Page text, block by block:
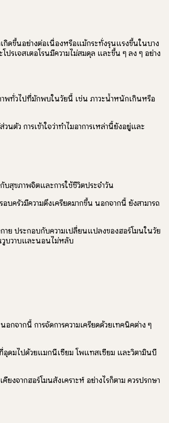
กิดขึ้นอย่างต่อเนื่องหรือแม้กระทั่งรุนแรงขึ้นในบาง
ปรเจสเตอโรนมีความไม่สมดุล และขึ้น ๆ ลง ๆ อย่าง
พทั่วไปที่มักพบในวัยนี้ เช่น ภาวะน้ำหนักเกินหรือ
ว การเข้าใจว่าทำไมอาการเหล่านี้ยังอยู่และ
สุขภาพจิตและการใช้ชีวิตประจำวัน
บครัวมีความตึงเครียดมากขึ้น นอกจากนี้ ยังสามารถ
าย ประกอบกับความเปลี่ยนแปลงของฮอร์โมนในวัย
วูบวาบและนอนไม่หลับ
กจากนี้ การจัดการความเครียดด้วยเทคนิคต่าง ๆ
อุดมไปด้วยแมกนีเซียม โพแทสเซียม และวิตามินบี
ยงจากฮอร์โมนสังเคราะห์ อย่างไรก็ตาม ควรปรึกษา